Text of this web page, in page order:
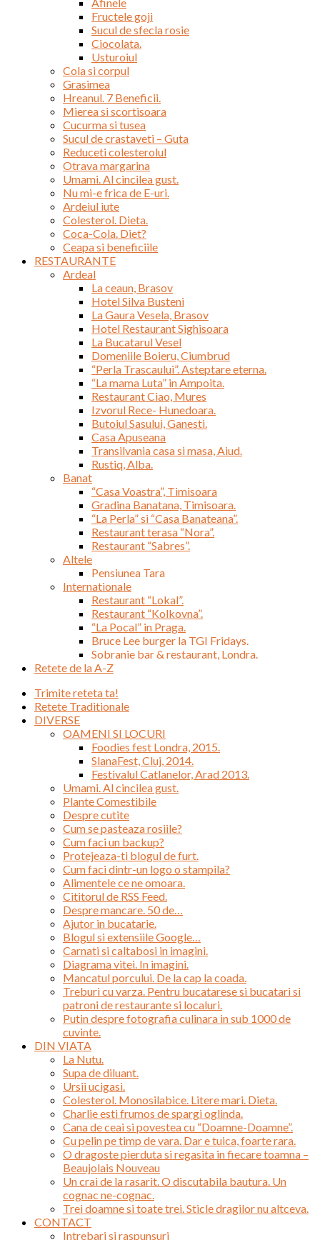
Fructele goji
Sucul de sfecla rosie
Ciocolata.
Usturoiul
Cola si corpul
Grasimea
Hreanul. 7 Beneficii.
Mierea si scortisoara
Cucurma si tusea
Sucul de crastaveti – Guta
Reduceti colesterolul
Otrava margarina
Umami. Al cincilea gust.
Nu mi-e frica de E-uri.
Ardeiul iute
Colesterol. Dieta.
Coca-Cola. Diet?
Ceapa si beneficiile
RESTAURANTE
Ardeal
La ceaun, Brasov
Hotel Silva Busteni
La Gaura Vesela, Brasov
Hotel Restaurant Sighisoara
La Bucatarul Vesel
Domeniile Boieru, Ciumbrud
“Perla Trascaului”. Asteptare eterna.
“La mama Luta” in Ampoita.
Restaurant Ciao, Mures
Izvorul Rece- Hunedoara.
Butoiul Sasului, Ganesti.
Casa Apuseana
Transilvania casa si masa, Aiud.
Rustiq, Alba.
Banat
“Casa Voastra”, Timisoara
Gradina Banatana, Timisoara.
“La Perla” si “Casa Banateana”.
Restaurant terasa “Nora”.
Restaurant “Sabres”.
Altele
Pensiunea Tara
Internationale
Restaurant “Lokal”.
Restaurant “Kolkovna”.
“La Pocal” in Praga.
Bruce Lee burger la TGI Fridays.
Sobranie bar & restaurant, Londra.
Retete de la A-Z
Trimite reteta ta!
Retete Traditionale
DIVERSE
OAMENI SI LOCURI
Foodies fest Londra, 2015.
SlanaFest, Cluj, 2014.
Festivalul Catlanelor, Arad 2013.
Umami. Al cincilea gust.
Plante Comestibile
Despre cutite
Cum se pasteaza rosiile?
Cum faci un backup?
Protejeaza-ti blogul de furt.
Cum faci dintr-un logo o stampila?
Alimentele ce ne omoara.
Cititorul de RSS Feed.
Despre mancare. 50 de…
Ajutor in bucatarie.
Blogul si extensiile Google…
Carnati si caltabosi in imagini.
Diagrama vitei. In imagini.
Mancatul porcului. De la cap la coada.
Treburi cu varza. Pentru bucatarese si bucatari si
patroni de restaurante si localuri.
Putin despre fotografia culinara in sub 1000 de
cuvinte.
DIN VIATA
La Nutu.
Supa de diluant.
Ursii ucigasi.
Colesterol. Monosilabice. Litere mari. Dieta.
Charlie esti frumos de spargi oglinda.
Cana de ceai si povestea cu “Doamne-Doamne”.
Cu pelin pe timp de vara. Dar e tuica, foarte rara.
O dragoste pierduta si regasita in fiecare toamna –
Beaujolais Nouveau
Un crai de la rasarit. O discutabila bautura. Un
cognac ne-cognac.
Trei doamne si toate trei. Sticle dragilor nu altceva.
CONTACT
Intrebari si raspunsuri